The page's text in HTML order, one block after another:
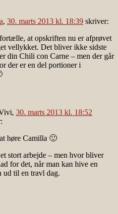
, 30. marts 2013 kl. 18:39 skriver:
at opskriften nu er afprøvet
vellykket. Det bliver ikke sidste
din Chili con Carne – men der går
der er en del portioner i
, 30. marts 2013 kl. 18:52
høre Camilla 🙂
stort arbejde – men hvor bliver
for det, når man kan hive en
ud til en travl dag.